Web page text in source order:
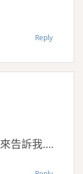
Reply
告訴我….